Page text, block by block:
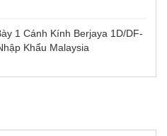
1 Cánh Kính Berjaya 1D/DF-
Khẩu Malaysia